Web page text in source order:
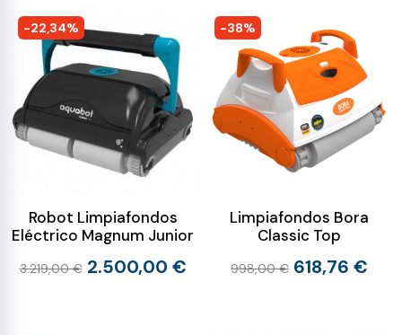
-22,34%
Robot Limpiafondos
Eléctrico Magnum Junior
3.219,00 € 2.500,00 €
-38%
Limpiafondos Bora
Classic Top
998,00 € 618,76 €